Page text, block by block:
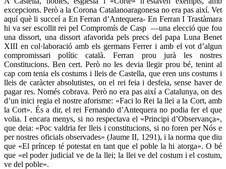
excepcions. Però a la Corona Catalanoaragonesa no era pas així. Vet
aquí què li succeí a En Ferran d’Antequera- En Ferran I Trastàmara
hi va ser escollit rei pel Compromís de Casp —una elecció que fou
una dissort, una dissort afavorida pels precs del papa Luna Benet
XIII en col·laboració amb els germans Ferrer i amb el vot d’algun
compromissari polític català. Ferran prou jurà les nostres
Constitucions. Ben cert. Però no les devia llegir prou bé, tenint al
cap com tenia els costums i lleis de Castella, que eren uns costums i
lleis de caràcter absolutistes, on el rei feia i desfeia, sense haver de
pagar res. Només cobrava. Però no era pas així a Catalunya, on des
d’un inici regia el nostre aforisme: «Faci lo Rei la llei a la Cort, amb
la Cort». És a dir, el rei Fernando d’Antequera no podia fer el que
volia. I encara menys, si no respectava el «Principi d’Observança»,
que deia: «Poc valdria fer lleis i constitucions, si no foren per Nós e
per nostres oficials observades» (Jaume II, 1291), i la norma que diu
que «El príncep té potestat en tant que el poble la hi atorga». O bé
que «el poder judicial ve de la llei; la llei ve del costum i el costum,
ve del poble».